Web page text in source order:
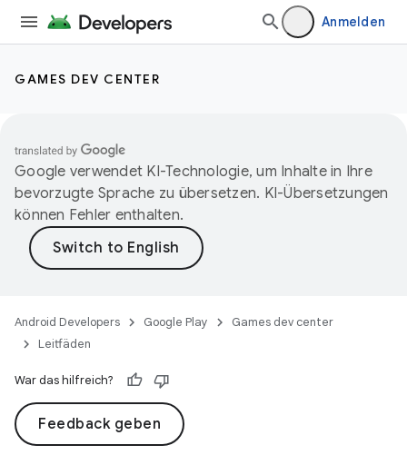
Anmelden
GAMES DEV CENTER
Google verwendet KI-Technologie, um Inhalte in Ihre
bevorzugte Sprache zu übersetzen. KI-Übersetzungen
können Fehler enthalten.
Android Developers Google Play
Games dev center
Leitfäden
War das hilfreich?
Feedback geben